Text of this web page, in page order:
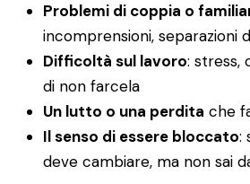
Problemi di coppia o
incomprensioni, separazioni
Difficoltà sul lavoro: stress,
di non farcela
Un lutto o una perdita che
Il senso di essere bloccato:
deve cambiare, ma non sai